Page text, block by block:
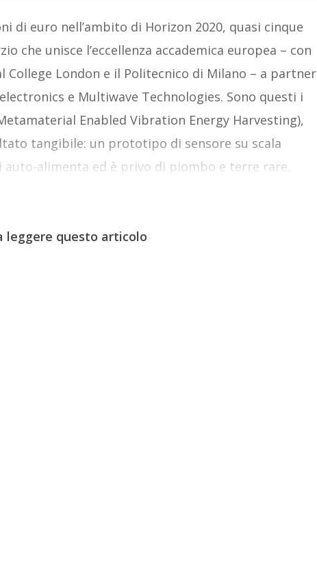
di euro nell’ambito di Horizon 2020, quasi cinque
che unisce l’eccellenza accademica europea – con
College London e il Politecnico di Milano – a partner
e Multiwave Technologies. Sono questi i
Enabled Vibration Energy Harvesting),
tangibile: un prototipo di sensore su scala
auto-alimenta ed è privo di piombo e terre rare.
leggere questo articolo